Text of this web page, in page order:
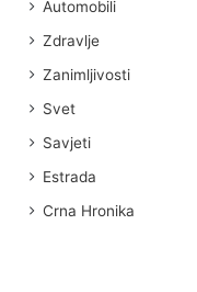
Automobili
Zdravlje
Zanimljivosti
Svet
Savjeti
Estrada
Crna Hronika